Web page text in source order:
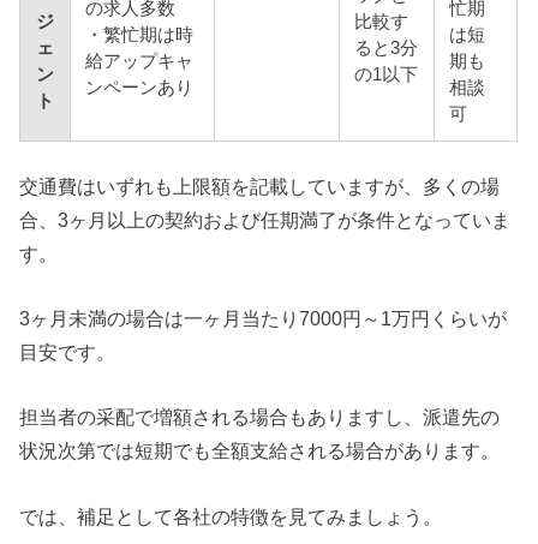
ジ
ェ
ン
ト
の求人多数
・繁忙期は時
給アップキャ
ンペーンあり
比較す
ると3分
の1以下
忙期
は短
期も
相談
可
交通費はいずれも上限額を記載していますが、多くの場
合、3ヶ月以上の契約および任期満了が条件となっていま
す。
3ヶ月未満の場合は一ヶ月当たり7000円～1万円くらいが
目安です。
担当者の采配で増額される場合もありますし、派遣先の
状況次第では短期でも全額支給される場合があります。
では、補足として各社の特徴を見てみましょう。